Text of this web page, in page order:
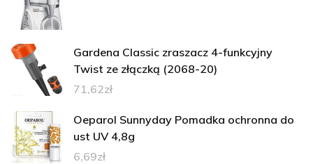
Gardena Classic zraszacz 4-funkcyjny
Twist ze złączką (2068-20)
71,62zł
Oeparol Sunnyday Pomadka ochronna do
ust UV 4,8g
6,69zł